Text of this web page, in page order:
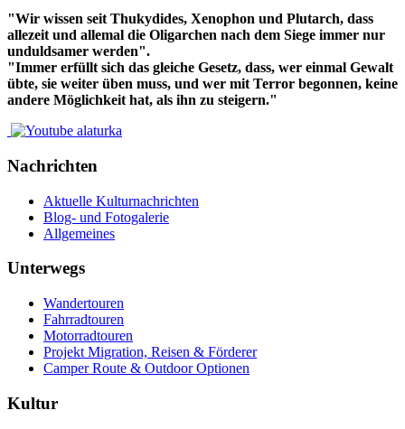
"Wir wissen seit Thukydides, Xenophon und Plutarch, dass
allezeit und allemal die Oligarchen nach dem Siege immer nur
unduldsamer werden".
"Immer erfüllt sich das gleiche Gesetz, dass, wer einmal Gewalt
übte, sie weiter üben muss, und wer mit Terror begonnen, keine
andere Möglichkeit hat, als ihn zu steigern."
Nachrichten
Aktuelle Kulturnachrichten
Blog- und Fotogalerie
Allgemeines
Unterwegs
Wandertouren
Fahrradtouren
Motorradtouren
Projekt Migration, Reisen & Förderer
Camper Route & Outdoor Optionen
Kultur